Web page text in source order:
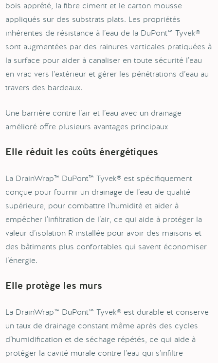
bois apprêté, la fibre ciment et le carton mousse
appliqués sur des substrats plats. Les propriétés
inhérentes de résistance à l’eau de la DuPont™ Tyvek®
sont augmentées par des rainures verticales pratiquées à
la surface pour aider à canaliser en toute sécurité l’eau
en vrac vers l’extérieur et gérer les pénétrations d’eau au
travers des bardeaux.
Une barrière contre l’air et l’eau avec un drainage
amélioré offre plusieurs avantages principaux
Elle réduit les coûts énergétiques
La DrainWrap™ DuPont™ Tyvek® est spécifiquement
conçue pour fournir un drainage de l’eau de qualité
supérieure, pour combattre l’humidité et aider à
empêcher l’infiltration de l’air, ce qui aide à protéger la
valeur d’isolation R installée pour avoir des maisons et
des bâtiments plus confortables qui savent économiser
l’énergie.
Elle protège les murs
La DrainWrap™ DuPont™ Tyvek® est durable et conserve
un taux de drainage constant même après des cycles
d’humidification et de séchage répétés, ce qui aide à
protéger la cavité murale contre l’eau qui s’infiltre